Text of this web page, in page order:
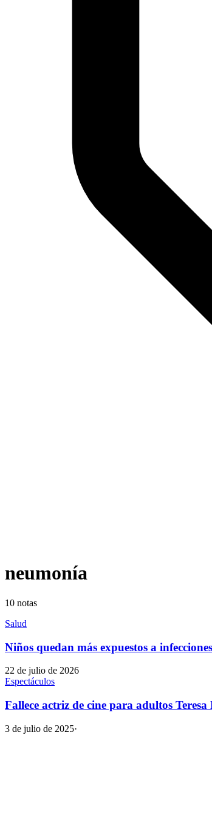
neumonía
10 notas
Salud
Niños quedan más expuestos a
22 de julio de 2026
Espectáculos
Fallece actriz de cine para adultos
3 de julio de 2025·